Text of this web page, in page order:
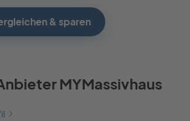
& sparen
MYMassivhaus